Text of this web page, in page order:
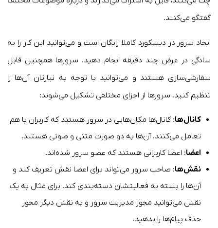
گفتگو می‌کنند.
ایجاد سرور در دیسکورد کاملا رایگان است و می‌توانید این کار را به
سادگی در عرض چند دقیقه انجام دهید. سرورها همچنین قابل
سفارشی‌سازی هستند و می‌توانید با توجه به نیازتان آن‌ها را
تنظیم کنید. سرورها از اجزای مختلفی تشکیل می‌شوند:
کانال‌ها: کانال‌ها مکان‌هایی در سرور هستند که کاربران با هم
تعامل می‌کنند. آن‌ها به دو صورت متنی و صوتی هستند.
اعضا: اعضا کاربرانی هستند که عضو سرور شده‌اند.
نقش‌ها: صاحب سرور می‌تواند برای اعضا نقش تعریف کند و
آن‌ها را بسته به فعالیتشان دسته‌بندی کند. برای مثال به یک
نقش می‌توانید مجوز مدیریت سرور و به نقش دیگر مجوز
حذف پیام‌ها را بدهید.